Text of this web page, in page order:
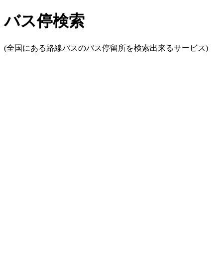
バス停検索
(全国にある路線バスのバス停留所を検索出来るサービス)